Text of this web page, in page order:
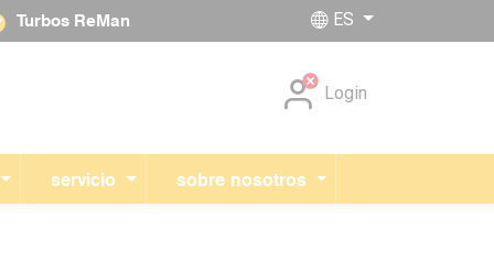
Skip navigation
Login
servicio sobre nosotros
Turbos ReMan ES